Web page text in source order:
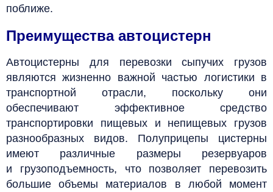
поближе.
Преимущества автоцистерн
Автоцистерны для перевозки сыпучих грузов
являются жизненно важной частью логистики в
транспортной отрасли, поскольку они
обеспечивают эффективное средство
транспортировки пищевых и непищевых грузов
разнообразных видов. Полуприцепы цистерны
имеют различные размеры резервуаров
и грузоподъемность, что позволяет перевозить
большие объемы материалов в любой момент